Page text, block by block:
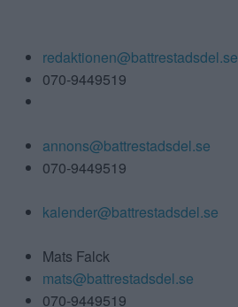
redaktionen@battrestadsdel.se
070-9449519
annons@battrestadsdel.se
070-9449519
kalender@battrestadsdel.se
Mats Falck
mats@battrestadsdel.se
070-9449519